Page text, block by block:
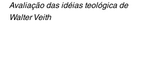
Avaliação das idéias teológica de
Walter Veith